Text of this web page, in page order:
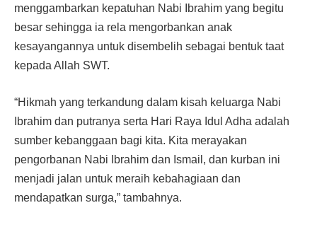
menggambarkan kepatuhan Nabi Ibrahim yang begitu
besar sehingga ia rela mengorbankan anak
kesayangannya untuk disembelih sebagai bentuk taat
kepada Allah SWT.
“Hikmah yang terkandung dalam kisah keluarga Nabi
Ibrahim dan putranya serta Hari Raya Idul Adha adalah
sumber kebanggaan bagi kita. Kita merayakan
pengorbanan Nabi Ibrahim dan Ismail, dan kurban ini
menjadi jalan untuk meraih kebahagiaan dan
mendapatkan surga,” tambahnya.